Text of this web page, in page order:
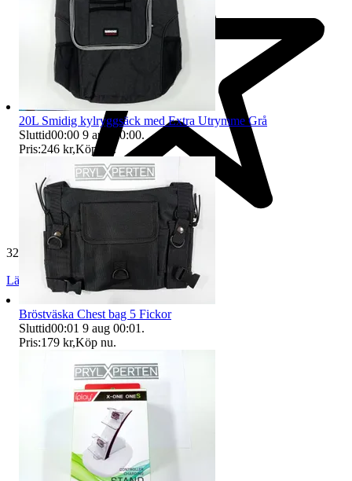
32 505 omdömen
Läs omdömen Följ
20L Smidig kylryggsäck med Extra Utrymme Grå
Sluttid00:00 9 aug 00:00.
Pris:246 kr,Köp nu .
Bröstväska Chest bag 5 Fickor
Sluttid00:01 9 aug 00:01 .
Pris:179 kr,Köp nu.